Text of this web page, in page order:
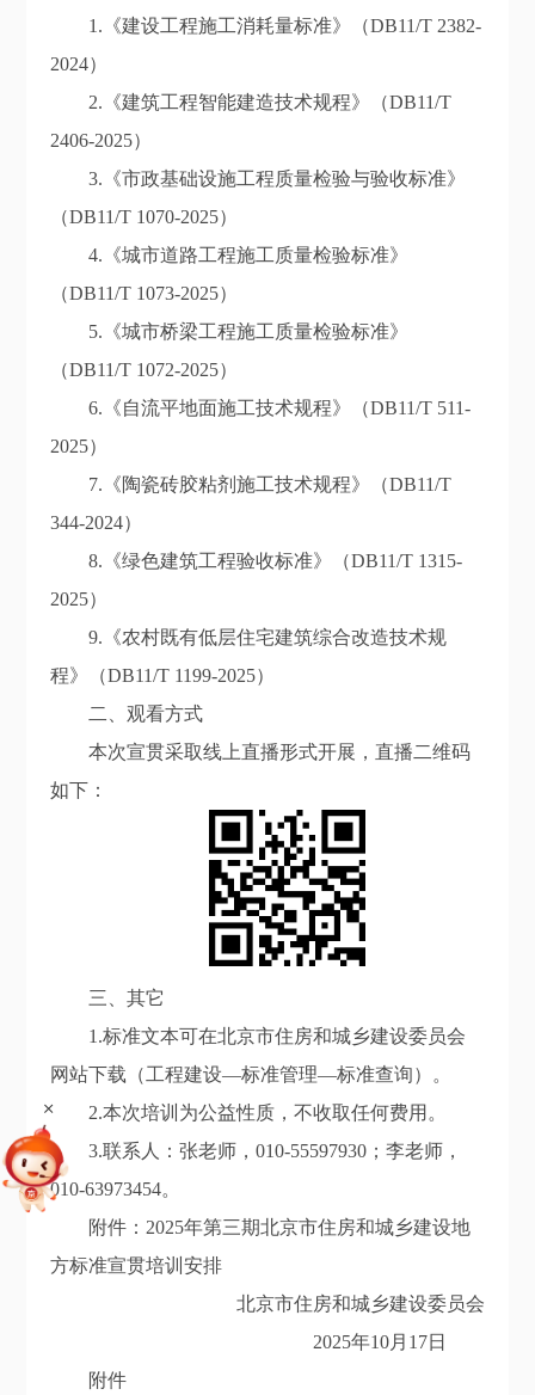
1.《建设工程施工消耗量标准》（DB11/T 2382-
2024）
2.《建筑工程智能建造技术规程》（DB11/T
2406-2025）
3.《市政基础设施工程质量检验与验收标准》
（DB11/T 1070-2025）
4.《城市道路工程施工质量检验标准》
（DB11/T 1073-2025）
5.《城市桥梁工程施工质量检验标准》
（DB11/T 1072-2025）
6.《自流平地面施工技术规程》（DB11/T 511-
2025）
7.《陶瓷砖胶粘剂施工技术规程》（DB11/T
344-2024）
8.《绿色建筑工程验收标准》（DB11/T 1315-
2025）
9.《农村既有低层住宅建筑综合改造技术规
程》（DB11/T 1199-2025）
二、观看方式
本次宣贯采取线上直播形式开展，直播二维码
如下：
三、其它
1.标准文本可在北京市住房和城乡建设委员会
网站下载（工程建设—标准管理—标准查询）。
2.本次培训为公益性质，不收取任何费用。
3.联系人：张老师，010-55597930；李老师，
010-63973454。
附件：2025年第三期北京市住房和城乡建设地
方标准宣贯培训安排
北京市住房和城乡建设委员会
2025年10月17日
附件
+